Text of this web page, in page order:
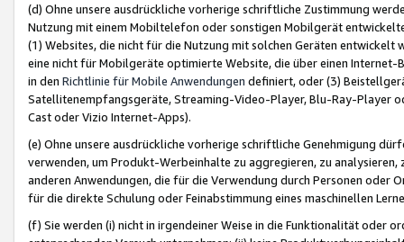
(d) Ohne unsere ausdrückliche vorherige schriftliche Zustimmung
Nutzung mit einem Mobiltelefon oder sonstigen Mobilgerät
(1) Websites, die nicht für die Nutzung mit solchen Geräten
eine nicht für Mobilgeräte optimierte Website, die über einen
in den Richtlinie für Mobile Anwendungen definiert, oder (3)
Satellitenempfangsgeräte, Streaming-Video-Player, Blu-Ray-Player
Cast oder Vizio Internet-Apps).
(e) Ohne unsere ausdrückliche vorherige schriftliche Genehmigung
verwenden, um Produkt-Werbeinhalte zu aggregieren, zu
anderen Anwendungen, die für die Verwendung durch Personen
für die direkte Schulung oder Feinabstimmung eines maschinellen
(f) Sie werden (i) nicht in irgendeiner Weise in die Funktionalität oder